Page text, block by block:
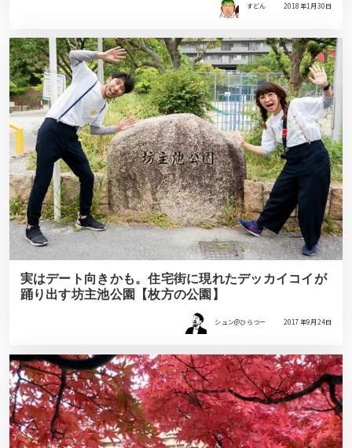
すどん 2018年1月30日
実はデート向きかも。住宅街に現れたデッカイコイが
踊り出す坊主池公園【枚方の公園】
シュン@ひらつー 2017年9月24日